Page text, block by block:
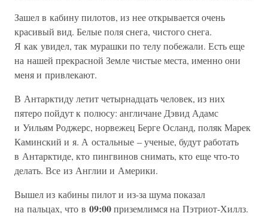
Зашел в кабину пилотов, из нее открывается очень
красивый вид. Белые поля снега, чистого снега.
Я как увидел, так мурашки по телу побежали. Есть еще
на нашей прекрасной Земле чистые места, именно они
меня и привлекают.
В Антарктиду летит четырнадцать человек, из них
пятеро пойдут к полюсу: англичане Дэвид Адамс
и Уильям Роджерс, норвежец Берге Осланд, поляк Марек
Каминский и я. А остальные – ученые, будут работать
в Антарктиде, кто пингвинов снимать, кто еще что-то
делать. Все из Англии и Америки.
Вышел из кабины пилот и из-за шума показал
на пальцах, что в 09:00приземлимся на Пэтриот-Хиллз.